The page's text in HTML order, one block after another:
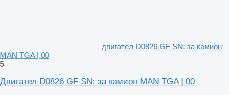
двигател D0826 GF SN: за камион
MAN TGA | 00
5
Двигател D0826 GF SN: за камион MAN TGA | 00